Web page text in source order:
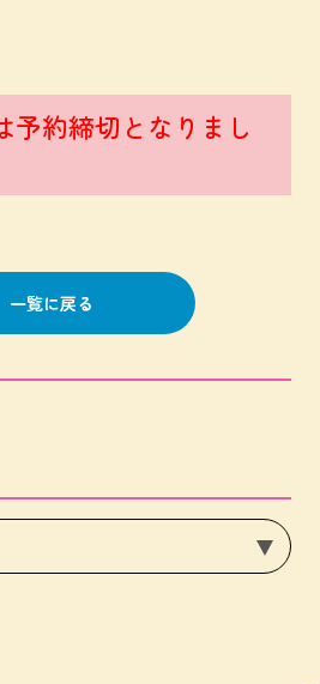
予約締切となりまし
一覧に戻る